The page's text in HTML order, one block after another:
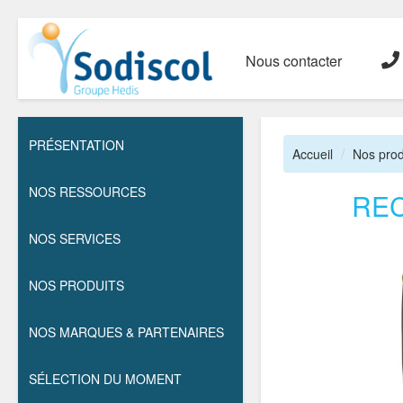
Nous contacter
PRÉSENTATION
NOS RESSOURCES
NOS SERVICES
NOS PRODUITS
NOS MARQUES & PARTENAIRES
SÉLECTION DU MOMENT
Accueil Nos